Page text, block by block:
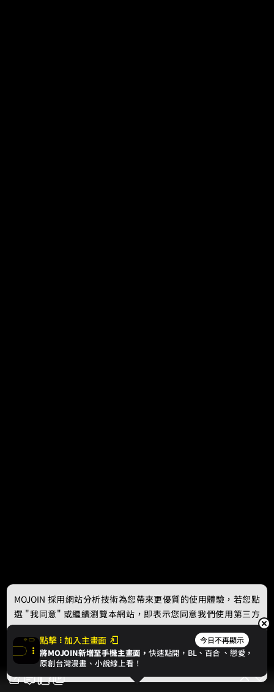
點擊 加入主畫面 今日不再顯示
將MOJOIN新增至手機主畫面，快速點開，BL、 百合 、戀愛，
原創台灣漫畫、小說線上看！
MOJOIN 採用網站分析技術為您帶來更優質的使用體驗，若您點
選 "我同意" 或繼續瀏覽本網站，即表示您同意我們使用第三方
Cookie，欲瞭解更多資訊請見隱私權政策。
我同意